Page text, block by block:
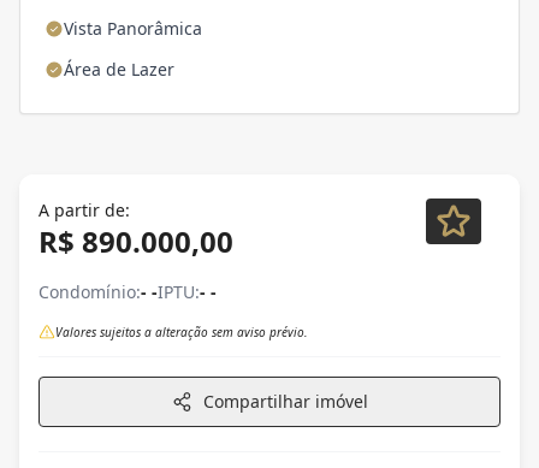
Vista Panorâmica
Área de Lazer
A partir de:
R$ 890.000,00
Condomínio:- -IPTU:- -
Valores sujeitos a alteração sem aviso prévio.
Compartilhar imóvel